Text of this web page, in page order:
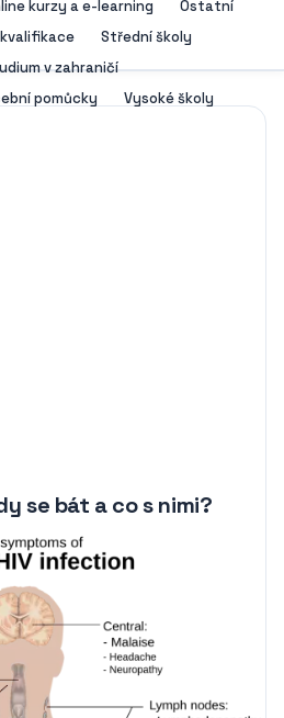
kurzy a e-learning
Ostatní
Střední školy
v zahraničí
pomůcky
Vysoké školy
se bát a co s nimi?